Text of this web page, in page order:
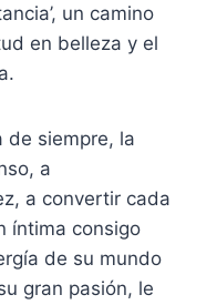
un camino
en belleza y el
de siempre, la
a
a convertir cada
íntima consigo
de su mundo
gran pasión, le